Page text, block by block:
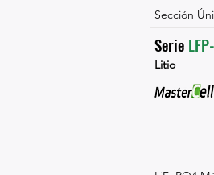
Sección
Serie
Litio